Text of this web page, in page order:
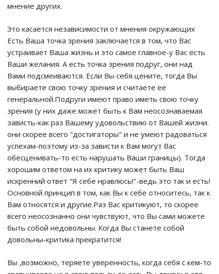
мнение других.
Это касается независимости от мнения окружающих
Есть Ваша точка зрения заключается в том, что Вас
устраивает Ваша жизнь и это самое главное-у Вас есть
Ваши желания. А есть точка зрения подруг, они над
Вами подсмеиваются. Если Вы себя цените, тогда Вы
выбираете свою точку зрения и считаете ее
генеральной.Подруги имеют право иметь свою точку
зрения (у них даже может быть к Вам неосознаваемая
зависть-как раз Вашему удовольствию от Вашей жизни.
они скорее всего "достигаторы" и не умеют радоваться
успехам-поэтому из-за зависти к Вам могут Вас
обесценивать-то есть нарушать Ваши границы). Тогда
хорошим ответом на их критику может быть Ваш
искренний ответ "Я себе нравлюсь!"-ведь это так и есть!
Основной принцип в том, как Вы к себе относитесь, так к
Вам относятся и другие.Раз Вас критикуют, то скорее
всего неосознанно они чувствуют, что Вы сами можете
быть собой недовольны. Когда Вы станете собой
довольны-критика прекратится!
Вы ,возможно, теряете уверенность, когда себя с кем-то